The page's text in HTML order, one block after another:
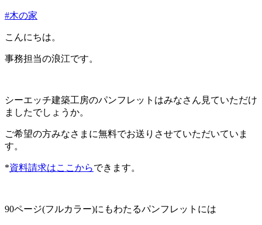
#木の家
こんにちは。
事務担当の浪江です。
シーエッチ建築工房のパンフレットはみなさん見ていただけ
ましたでしょうか。
ご希望の方みなさまに無料でお送りさせていただいていま
す。
*資料請求はここからできます。
90ページ(フルカラー)にもわたるパンフレットには